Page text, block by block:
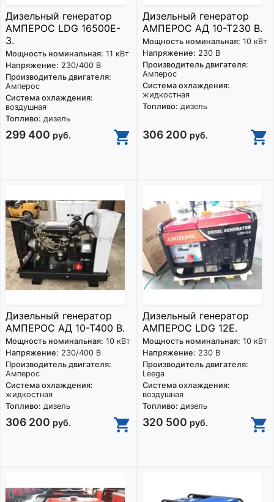
Дизельный генератор
АМПЕРОС LDG 16500E-
3.
Мощность номинальная: 11 кВт
Напряжение: 230/400 В
Производитель двигателя:
Амперос
Система охлаждения:
воздушная
Топливо: дизель
299 400 руб.
Дизельный генератор
АМПЕРОС АД 10-Т230 В.
Мощность номинальная: 10 кВт
Напряжение: 230 В
Производитель двигателя:
Амперос
Система охлаждения:
жидкостная
Топливо: дизель
306 200 руб.
Дизельный генератор
АМПЕРОС АД 10-Т400 B.
Мощность номинальная: 10 кВт
Напряжение: 230/400 В
Производитель двигателя:
Амперос
Система охлаждения:
жидкостная
Топливо: дизель
306 200 руб.
Дизельный генератор
АМПЕРОС LDG 12E.
Мощность номинальная: 10 кВт
Напряжение: 230 В
Производитель двигателя:
Leega
Система охлаждения:
воздушная
Топливо: дизель
320 500 руб.